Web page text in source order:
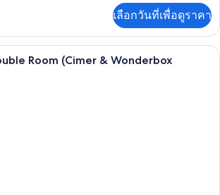
เลือกวันที่เพื่อดูราคา
เครื่องนอนระดับพรีเมียม, มินิบาร์ฟรี,
Room (Cimer & Wonderbox